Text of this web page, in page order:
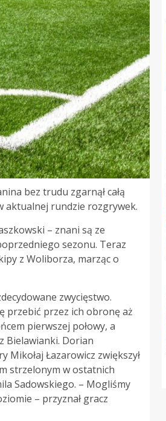
bez trudu zgarnął całą
aktualnej rundzie rozgrywek.
– znani są ze
sezonu. Teraz
z Woliborza, marząc o
zwycięstwo.
przebić przez ich obronę aż
pierwszej połowy, a
Bielawianki. Dorian
Mikołaj Łazarowicz zwiększył
strzelonym w ostatnich
Sadowskiego. – Mogliśmy
– przyznał gracz